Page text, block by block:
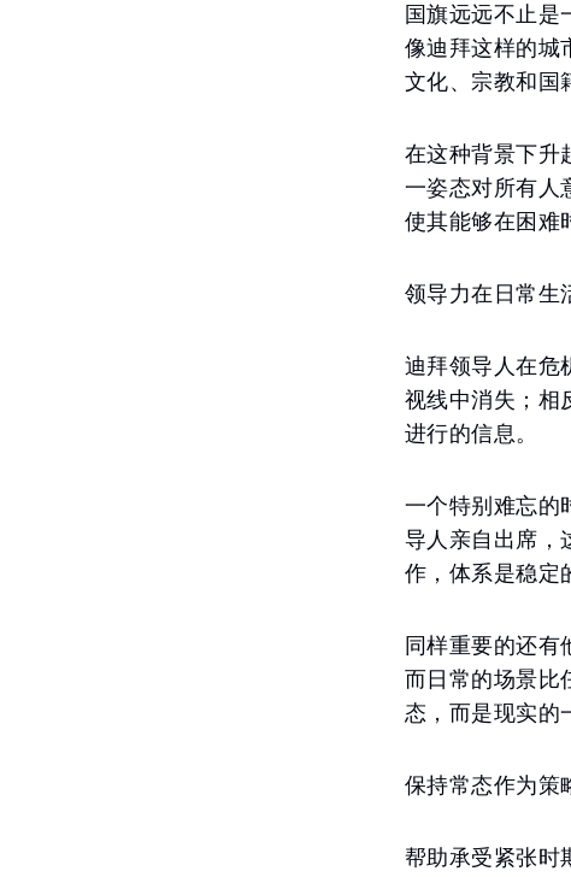
国旗远远不止是
像迪拜这样的城
文化、宗教和国
在这种背景下升
一姿态对所有人
使其能够在困难
领导力在日常生
迪拜领导人在危
视线中消失；相
进行的信息。
一个特别难忘的
导人亲自出席，
作，体系是稳定
同样重要的还有
而日常的场景比
态，而是现实的
保持常态作为策
帮助承受紧张时